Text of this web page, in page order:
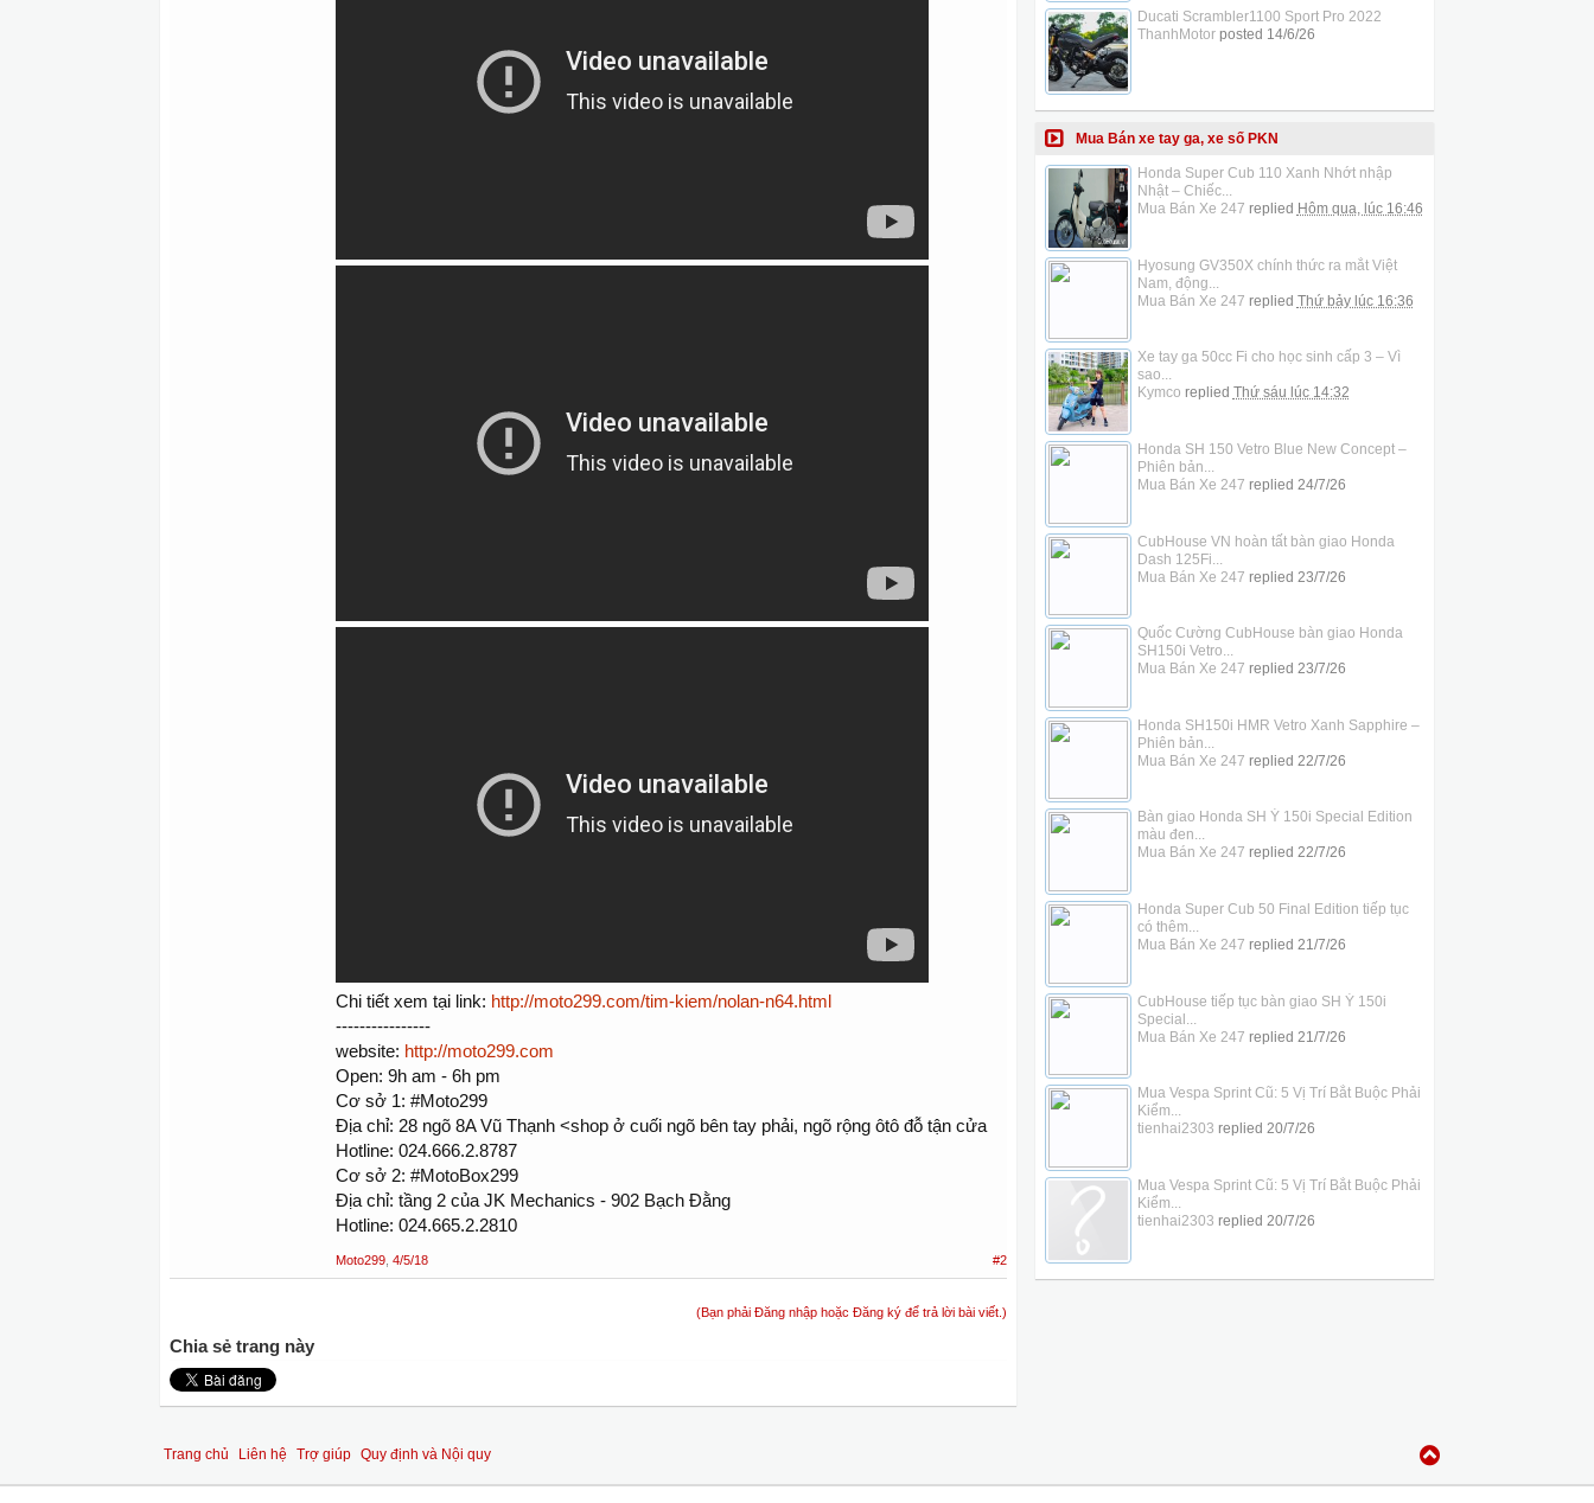
Chi tiết xem tại link: http://moto299.com/tim-kiem/nolan-n64.html
----------------
website: http://moto299.com
Open: 9h am - 6h pm
Cơ sở 1: #Moto299
Địa chỉ: 28 ngõ 8A Vũ Thạnh <shop ở cuối ngõ bên tay phải, ngõ rộng ôtô đỗ tận cửa
Hotline: 024.666.2.8787
Cơ sở 2: #MotoBox299
Địa chỉ: tầng 2 của JK Mechanics - 902 Bạch Đằng
Hotline: 024.665.2.2810
Moto299 4/5/18 #2
(Bạn phải Đăng nhập hoặc Đăng ký để trả lời bài viết.)
Chia sẻ trang này
Ducati Scrambler1100 Sport Pro 2022
ThanhMotorposted 14/6/26
Mua Bán xe tay ga, xe số PKN
Honda Super Cub 110 Xanh Nhớt nhập
Nhật – Chiếc...
Mua Bán Xe 247 replied Hôm qua, lúc 16:46
Hyosung GV350X chính thức ra mắt Việt
Nam, động...
Mua Bán Xe 247 replied Thứ bảy lúc 16:36
Xe tay ga 50cc Fi cho học sinh cấp 3 – Vì
sao...
Kymco replied Thứ sáu lúc 14:32
Honda SH 150 Vetro Blue New Concept –
Phiên bản...
Mua Bán Xe 247 replied 24/7/26
CubHouse VN hoàn tất bàn giao Honda
Dash 125Fi...
Mua Bán Xe 247 replied 23/7/26
Quốc Cường CubHouse bàn giao Honda
SH150i Vetro...
Mua Bán Xe 247 replied 23/7/26
Honda SH150i HMR Vetro Xanh Sapphire –
Phiên bản...
Mua Bán Xe 247 replied 22/7/26
Bàn giao Honda SH Ý 150i Special Edition
màu đen...
Mua Bán Xe 247 replied 22/7/26
Honda Super Cub 50 Final Edition tiếp tục
có thêm...
Mua Bán Xe 247 replied 21/7/26
CubHouse tiếp tục bàn giao SH Ý 150i
Special...
Mua Bán Xe 247 replied 21/7/26
Mua Vespa Sprint Cũ: 5 Vị Trí Bắt Buộc Phải
Kiểm...
tienhai2303 replied 20/7/26
Mua Vespa Sprint Cũ: 5 Vị Trí Bắt Buộc Phải
Kiểm...
tienhai2303 replied 20/7/26
Trang chủ Liên hệ Trợ giúp Quy định và Nội quy